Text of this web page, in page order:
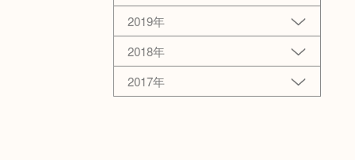
2019年
2018年
2017年